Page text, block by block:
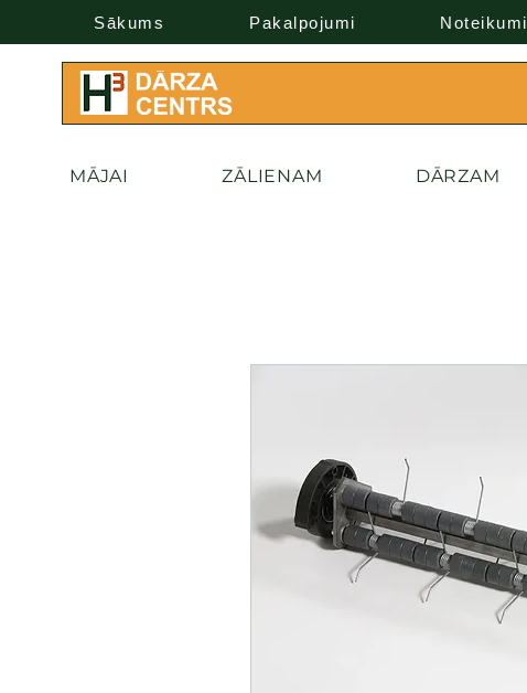
Sākums Pakalpojumi Noteikumi
MĀJAI ZĀLIENAM DĀRZAM